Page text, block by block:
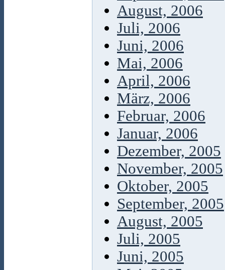
August, 2006
Juli, 2006
Juni, 2006
Mai, 2006
April, 2006
März, 2006
Februar, 2006
Januar, 2006
Dezember, 2005
November, 2005
Oktober, 2005
September, 2005
August, 2005
Juli, 2005
Juni, 2005